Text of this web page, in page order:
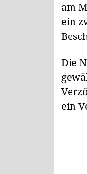
am
ein
Die
ein